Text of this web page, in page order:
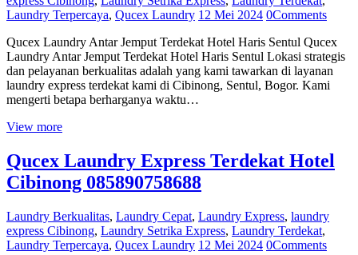
Laundry Terpercaya, Qucex Laundry 12 Mei 2024 0Comments
Qucex Laundry Antar Jemput Terdekat Hotel Haris Sentul Qucex
Laundry Antar Jemput Terdekat Hotel Haris Sentul Lokasi strategis
dan pelayanan berkualitas adalah yang kami tawarkan di layanan
laundry express terdekat kami di Cibinong, Sentul, Bogor. Kami
mengerti betapa berharganya waktu…
View more
Qucex Laundry Express Terdekat Hotel
Cibinong 085890758688
Laundry Berkualitas, Laundry Cepat, Laundry Express, laundry
express Cibinong, Laundry Setrika Express, Laundry Terdekat,
Laundry Terpercaya, Qucex Laundry 12 Mei 2024 0Comments